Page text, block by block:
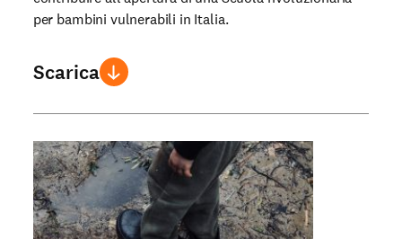
per bambini vulnerabili in Italia.
Scarica